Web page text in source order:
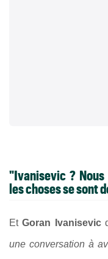
"Ivanisevic ?
les choses se sont
EtGoran Ivanisevic
une conversation à